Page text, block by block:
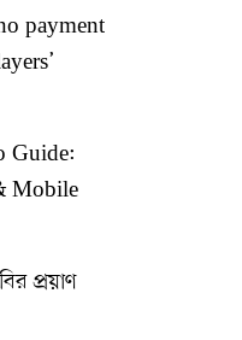
payment
Guide:
Mobile
প্রয়াণ